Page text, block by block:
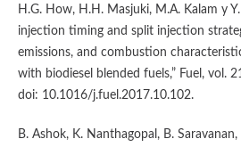
H.G. How, H.H. Masjuki, M.A. Kalam y
injection timing and split injection
emissions, and combustion
with biodiesel blended fuels,” Fuel, vol.
doi: 10.1016/j.fuel.2017.10.102.
B. Ashok, K. Nanthagopal, B.